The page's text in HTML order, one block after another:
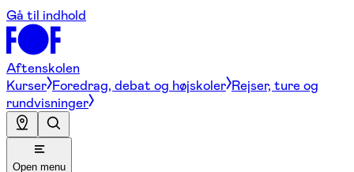
Gå til indhold
Aftenskolen
Kurser Foredrag, debat og højskoler Rejser, ture og
rundvisninger
Open menu